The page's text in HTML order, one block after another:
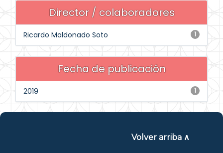
Director / colaboradores
1
Ricardo Maldonado Soto
Fecha de publicación
1
2019
Volver arriba ∧